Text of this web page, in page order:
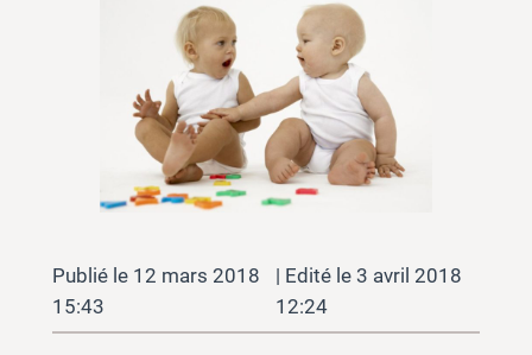
12 mars 2018
15:43
3 avril 2018
12:24